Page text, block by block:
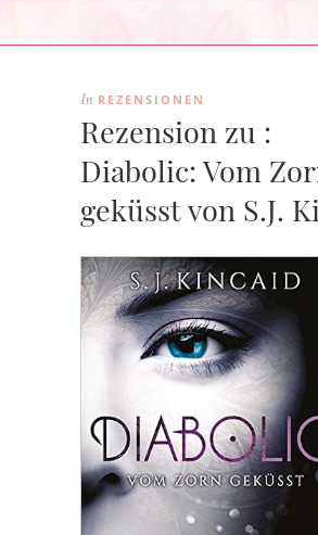
In REZENSIONEN
Rezension zu :
Diabolic: Vom
geküsst von S.J.